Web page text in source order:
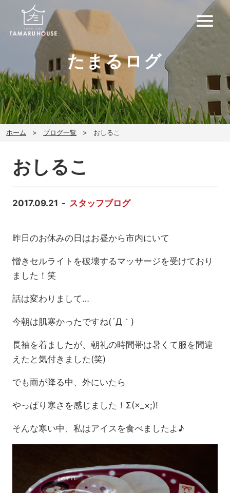
たまるログ
ホーム ブログ一覧 おしるこ
おしるこ
2017.09.21 スタッフブログ
昨日のお休みの日はお昼から市内にいて
憎きセルライトを破壊するマッサージを受けており
ました！笑
話は変わりまして…
今朝は肌寒かったですね(´Д｀)
長袖を着ましたが、朝礼の時間帯は暑くて服を間違
えたと気付きました(笑)
でも雨が降る中、外にいたら
やっぱり寒さを感じました！Σ(×_×;)!
そんな寒い中、私はアイスを食べましたよ♪